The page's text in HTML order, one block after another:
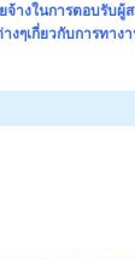
งในการตอบรับผู้ส
งๆเกี่ยวกับการทา